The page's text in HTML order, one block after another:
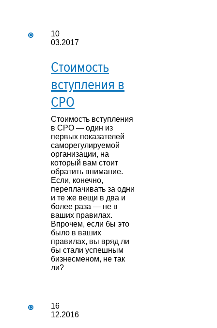
10
03.2017
Стоимость
вступления в
СРО
Стоимость вступления
в СРО — один из
первых показателей
саморегулируемой
организации, на
который вам стоит
обратить внимание.
Если, конечно,
переплачивать за одни
и те же вещи в два и
более раза — не в
ваших правилах.
Впрочем, если бы это
было в ваших
правилах, вы вряд ли
бы стали успешным
бизнесменом, не так
ли?
16
12.2016